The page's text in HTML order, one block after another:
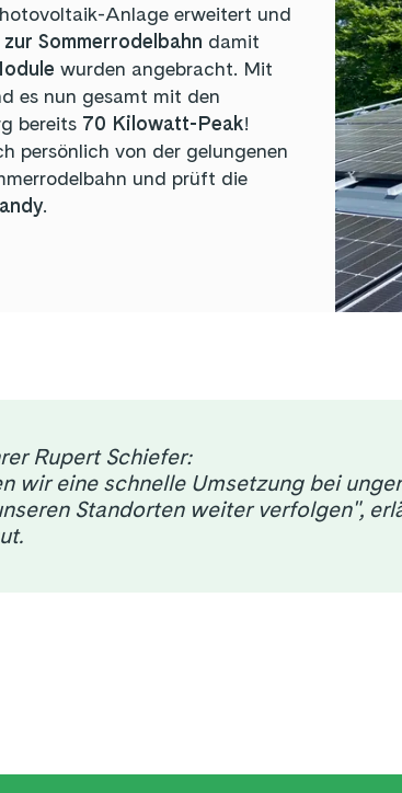
Anlage erweitert und
Sommerrodelbahn damit
wurden angebracht. Mit
es nun gesamt mit den
bereits 70 Kilowatt-Peak!
persönlich von der gelungenen
und prüft die
.
Rupert Schiefer:
wir eine schnelle Umsetzung bei
Standorten weiter verfolgen",